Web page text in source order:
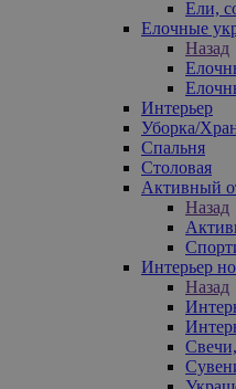
Ели,
Елочные
Назад
Интерьер
Уборка/
Спальня
Столовая
Активный
Назад
Интерьер
Назад